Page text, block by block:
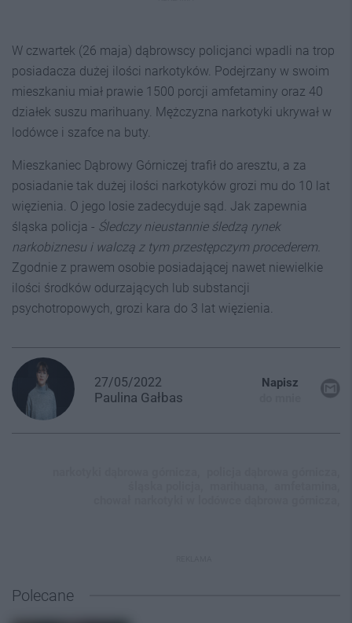
W czwartek (26 maja) dąbrowscy policjanci wpadli na trop
posiadacza dużej ilości narkotyków. Podejrzany w swoim
mieszkaniu miał prawie 1500 porcji amfetaminy oraz 40
działek suszu marihuany. Mężczyzna narkotyki ukrywał w
lodówce i szafce na buty.
Mieszkaniec Dąbrowy Górniczej trafił do aresztu, a za
posiadanie tak dużej ilości narkotyków grozi mu do 10 lat
więzienia. O jego losie zadecyduje sąd. Jak zapewnia
śląska policja - Śledczy nieustannie śledzą rynek
narkobiznesu i walczą z tym przestępczym procederem.
Zgodnie z prawem osobie posiadającej nawet niewielkie
ilości środków odurzających lub substancji
psychotropowych, grozi kara do 3 lat więzienia.
27/05/2022
Paulina Gałbas
Napisz
Polecane